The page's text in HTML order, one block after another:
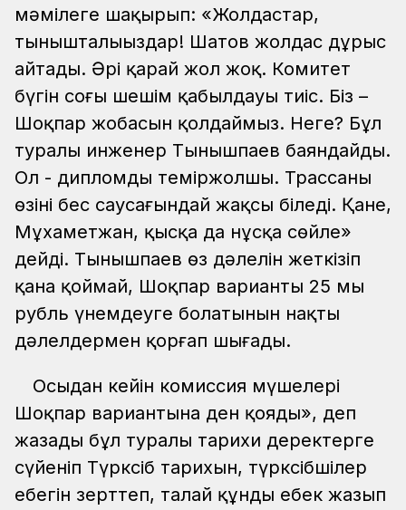
мәмілеге шақырып: «Жолдастар,
тынышталыңыздар! Шатов жолдас дұрыс
айтады. Әрі қарай жол жоқ. Комитет
бүгін соңғы шешім қабылдауы тиіс. Біз –
Шоқпар жобасын қолдаймыз. Неге? Бұл
туралы инженер Тынышпаев баяндайды.
Ол - дипломды теміржолшы. Трассаны
өзінің бес саусағындай жақсы біледі. Қане,
Мұхаметжан, қысқа да нұсқа сөйле»
дейді. Тынышпаев өз дәлелін жеткізіп
қана қоймай, Шоқпар варианты 25 мың
рубль үнемдеуге болатынын нақты
дәлелдермен қорғап шығады.
Осыдан кейін комиссия мүшелері
Шоқпар вариантына ден қояды», деп
жазады бұл туралы тарихи деректерге
сүйеніп Түрксіб тарихын, түрксібшілер
еңбегін зерттеп, талай құнды еңбек жазып